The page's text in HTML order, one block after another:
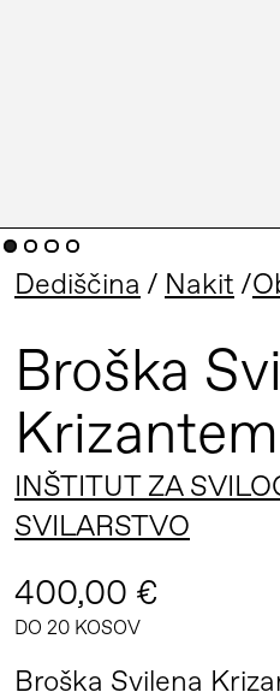
Dediščina Nakit
Broška
INŠTITUT ZA
SVILARSTVO
400,00 €
DO 20 KOSOV
Broška Svilena